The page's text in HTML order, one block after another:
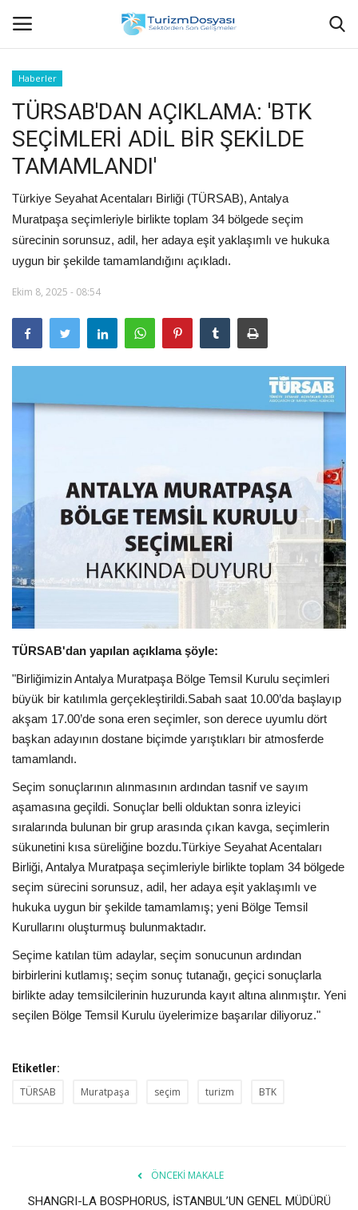
Anasayfa
Bize Ulaşın
Künye
Halil ÖNCÜ kimdir?
KVKK Aydınlatma Metni
Görüntülü
Gezi - Yorum
Sizlerden Gelenler
Yorumlar
Video Tanıtım
Köşe Yazarları
Galeri
Haberler
TÜRSAB'DAN AÇIKLAMA: 'BTK
SEÇİMLERİ ADİL BİR ŞEKİLDE
TAMAMLANDI'
Türkiye Seyahat Acentaları Birliği (TÜRSAB), Antalya
Muratpaşa seçimleriyle birlikte toplam 34 bölgede seçim
sürecinin sorunsuz, adil, her adaya eşit yaklaşımlı ve hukuka
uygun bir şekilde tamamlandığını açıkladı.
Ekim 8, 2025 - 08:54
TÜRSAB'dan yapılan açıklama şöyle:
"Birliğimizin Antalya Muratpaşa Bölge Temsil Kurulu seçimleri
büyük bir katılımla gerçekleştirildi.Sabah saat 10.00’da başlayıp
akşam 17.00’de sona eren seçimler, son derece uyumlu dört
başkan adayının dostane biçimde yarıştıkları bir atmosferde
tamamlandı.
Seçim sonuçlarının alınmasının ardından tasnif ve sayım
aşamasına geçildi. Sonuçlar belli olduktan sonra izleyici
sıralarında bulunan bir grup arasında çıkan kavga, seçimlerin
sükunetini kısa süreliğine bozdu.Türkiye Seyahat Acentaları
Birliği, Antalya Muratpaşa seçimleriyle birlikte toplam 34 bölgede
seçim sürecini sorunsuz, adil, her adaya eşit yaklaşımlı ve
hukuka uygun bir şekilde tamamlamış; yeni Bölge Temsil
Kurullarını oluşturmuş bulunmaktadır.
Seçime katılan tüm adaylar, seçim sonucunun ardından
birbirlerini kutlamış; seçim sonuç tutanağı, geçici sonuçlarla
birlikte aday temsilcilerinin huzurunda kayıt altına alınmıştır. Yeni
seçilen Bölge Temsil Kurulu üyelerimize başarılar diliyoruz."
Etiketler:
TÜRSAB Muratpaşa seçim turizm BTK
ÖNCEKI MAKALE
SHANGRI-LA BOSPHORUS, İSTANBUL’UN GENEL MÜDÜRÜ